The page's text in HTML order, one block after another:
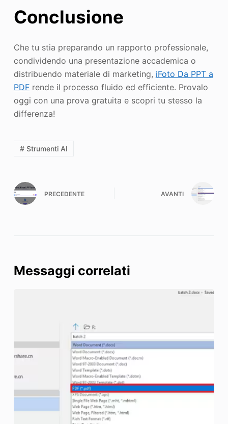
Conclusione
Che tu stia preparando un rapporto professionale,
condividendo una presentazione accademica o
distribuendo materiale di marketing, iFoto Da PPT a
PDFrende il processo fluido ed efficiente. Provalo
oggi con una prova gratuita e scopri tu stesso la
differenza!
# Strumenti AI
PRECEDENTE AVANTI
Messaggi correlati